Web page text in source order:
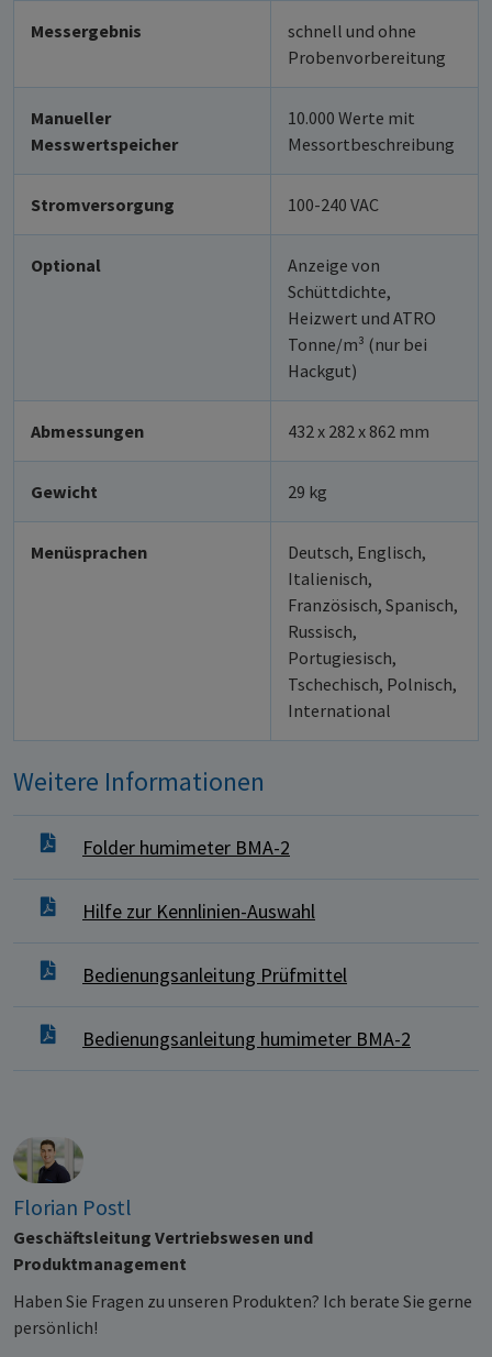
Messergebnis
schnell und ohne
Probenvorbereitung
Manueller
Messwertspeicher
10.000 Werte mit
Messortbeschreibung
Stromversorgung 100-240 VAC
Optional
Anzeige von
Schüttdichte,
Heizwert und ATRO
Tonne/m³ (nur bei
Hackgut)
Abmessungen 432 x 282 x 862 mm
Gewicht 29 kg
Menüsprachen
Deutsch, Englisch,
Italienisch,
Französisch, Spanisch,
Russisch,
Portugiesisch,
Tschechisch, Polnisch,
International
Weitere Informationen
Folder humimeter BMA-2
Hilfe zur Kennlinien-Auswahl
Bedienungsanleitung Prüfmittel
Bedienungsanleitung humimeter BMA-2
Florian Postl
Geschäftsleitung Vertriebswesen und
Produktmanagement
Haben Sie Fragen zu unseren Produkten? Ich berate Sie gerne
persönlich!